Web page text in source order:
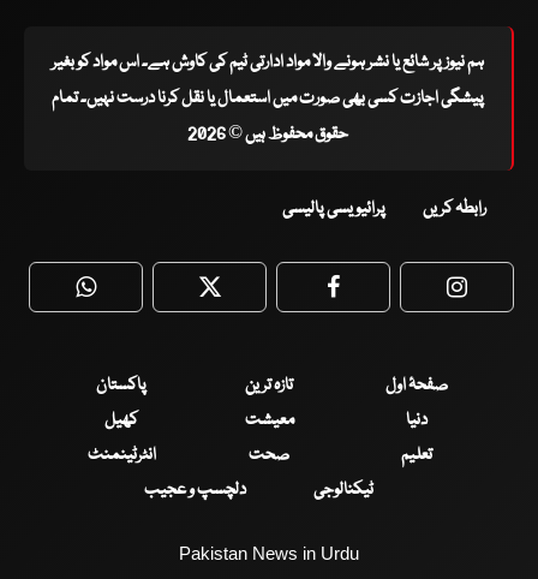
ہم نیوز پر شائع یا نشر ہونے والا مواد ادارتی ٹیم کی کاوش ہے۔ اس مواد کو بغیر
پیشگی اجازت کسی بھی صورت میں استعمال یا نقل کرنا درست نہیں۔ تمام
حقوق محفوظ ہیں © 2026
رابطہ کریں پرائیویسی پالیسی
WhatsApp Twitter Facebook
صفحۂ اول تازہ ترین
پاکستان
دنیا
معیشت
کھیل
تعلیم
صحت
انٹرٹینمنٹ
ٹیکنالوجی
دلچسپ و عجیب
Pakistan News in Urdu